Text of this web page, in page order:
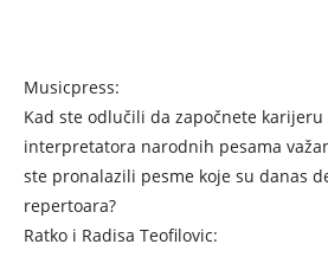
Musicpress:
Kad ste odlučili da započnete karijeru
interpretatora narodnih pesama
ste pronalazili pesme koje su danas
repertoara?
Ratko i Radisa Teofilovic: